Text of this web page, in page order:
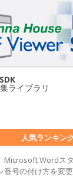
ライブラリ
人気ランキン
Wordス
番号の付け方を変